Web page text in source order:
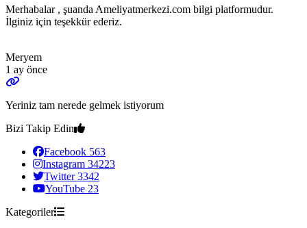
Merhabalar , şuanda Ameliyatmerkezi.com bilgi platformudur.
İlginiz için teşekkür ederiz.
Meryem
1 ay önce
Yeriniz tam nerede gelmek istiyorum
Bizi Takip Edin
Facebook 563
Instagram 34223
Twitter 3342
YouTube 23
Kategoriler